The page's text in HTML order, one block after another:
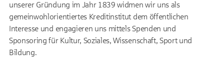
unserer Gründung im Jahr 1839 widmen wir uns als
gemeinwohlorientiertes Kreditinstitut dem öffentlichen
Interesse und engagieren uns mittels Spenden und
Sponsoring für Kultur, Soziales, Wissenschaft, Sport und
Bildung.